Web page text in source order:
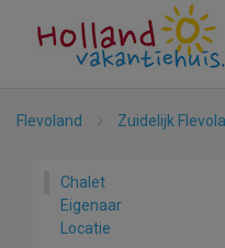
Flevoland Zuidelijk
Chalet
Eigenaar
Locatie